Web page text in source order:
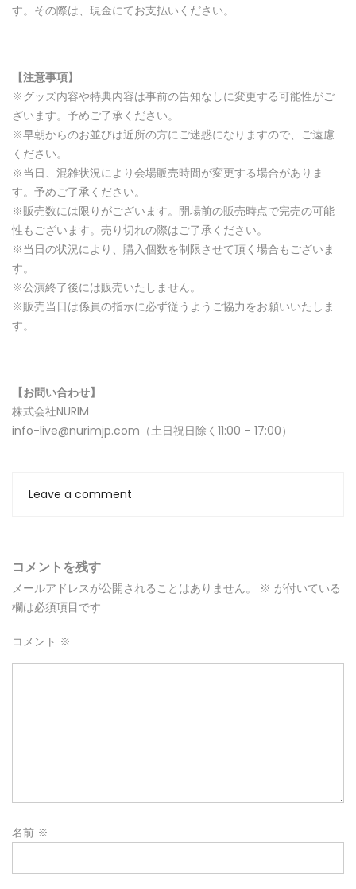
す。その際は、現金にてお支払いください。
【注意事項】
※グッズ内容や特典内容は事前の告知なしに変更する可能性がご
ざいます。予めご了承ください。
※早朝からのお並びは近所の方にご迷惑になりますので、ご遠慮
ください。
※当日、混雑状況により会場販売時間が変更する場合がありま
す。予めご了承ください。
※販売数には限りがございます。開場前の販売時点で完売の可能
性もございます。売り切れの際はご了承ください。
※当日の状況により、購入個数を制限させて頂く場合もございま
す。
※公演終了後には販売いたしません。
※販売当日は係員の指示に必ず従うようご協力をお願いいたしま
す。
【お問い合わせ】
株式会社NURIM
info-live@nurimjp.com（土日祝日除く11:00 – 17:00）
Leave a comment
コメントを残す
メールアドレスが公開されることはありません。 ※ が付いている
欄は必須項目です
コメント ※
名前 ※